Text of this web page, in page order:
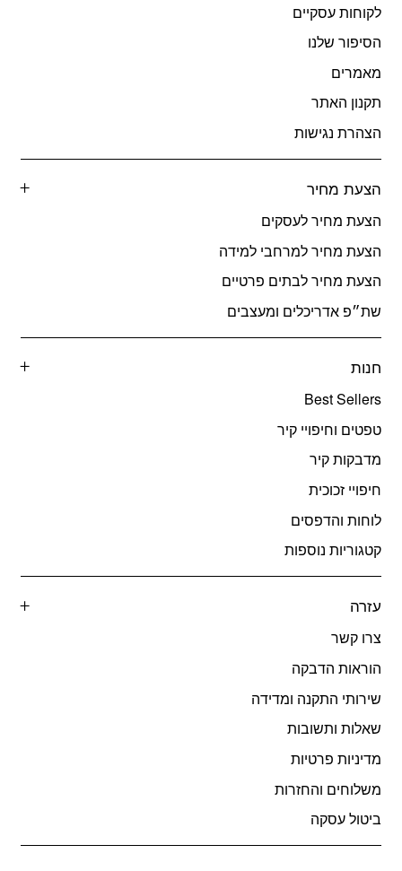
לקוחות עסקיים
הסיפור שלנו
מאמרים
תקנון האתר
הצהרת נגישות
הצעת מחיר
הצעת מחיר לעסקים
הצעת מחיר למרחבי למידה
הצעת מחיר לבתים פרטיים
שת״פ אדריכלים ומעצבים
חנות
Best Sellers
טפטים וחיפויי קיר
מדבקות קיר
חיפויי זכוכית
לוחות והדפסים
קטגוריות נוספות
עזרה
צרו קשר
הוראות הדבקה
שירותי התקנה ומדידה
שאלות ותשובות
מדיניות פרטיות
משלוחים והחזרות
ביטול עסקה